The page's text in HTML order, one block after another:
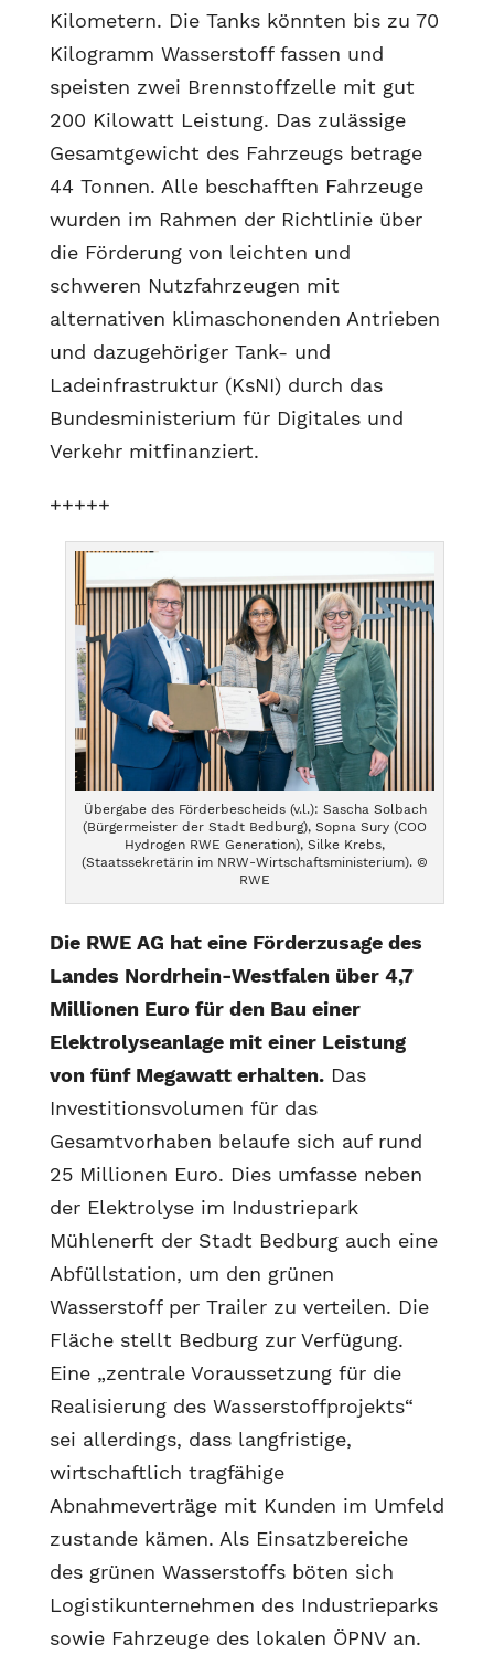
Kilometern. Die Tanks könnten bis zu 70
Kilogramm Wasserstoff fassen und
speisten zwei Brennstoffzelle mit gut
200 Kilowatt Leistung. Das zulässige
Gesamtgewicht des Fahrzeugs betrage
44 Tonnen. Alle beschafften Fahrzeuge
wurden im Rahmen der Richtlinie über
die Förderung von leichten und
schweren Nutzfahrzeugen mit
alternativen klimaschonenden Antrieben
und dazugehöriger Tank- und
Ladeinfrastruktur (KsNI) durch das
Bundesministerium für Digitales und
Verkehr mitfinanziert.
+++++
Übergabe des Förderbescheids (v.l.): Sascha Solbach
(Bürgermeister der Stadt Bedburg), Sopna Sury (COO
Hydrogen RWE Generation), Silke Krebs,
(Staatssekretärin im NRW-Wirtschaftsministerium). ©
RWE
Die RWE AG hat eine Förderzusage des
Landes Nordrhein-Westfalen über 4,7
Millionen Euro für den Bau einer
Elektrolyseanlage mit einer Leistung
von fünf Megawatt erhalten.Das
Investitionsvolumen für das
Gesamtvorhaben belaufe sich auf rund
25 Millionen Euro. Dies umfasse neben
der Elektrolyse im Industriepark
Mühlenerft der Stadt Bedburg auch eine
Abfüllstation, um den grünen
Wasserstoff per Trailer zu verteilen. Die
Fläche stellt Bedburg zur Verfügung.
Eine „zentrale Voraussetzung für die
Realisierung des Wasserstoffprojekts“
sei allerdings, dass langfristige,
wirtschaftlich tragfähige
Abnahmeverträge mit Kunden im Umfeld
zustande kämen. Als Einsatzbereiche
des grünen Wasserstoffs böten sich
Logistikunternehmen des Industrieparks
sowie Fahrzeuge des lokalen ÖPNV an.